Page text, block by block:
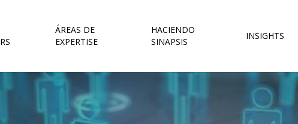
ÁREAS DE
EXPERTISE
HACIENDO
SINAPSIS
INSIGHTS